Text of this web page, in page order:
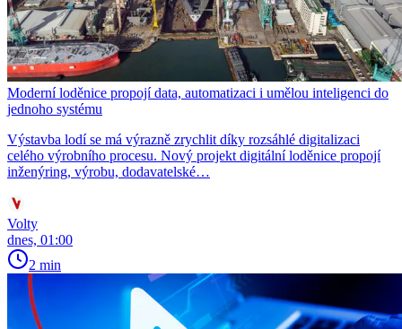
Moderní loděnice propojí data, automatizaci i umělou inteligenci do
jednoho systému
Výstavba lodí se má výrazně zrychlit díky rozsáhlé digitalizaci
celého výrobního procesu. Nový projekt digitální loděnice propojí
inženýring, výrobu, dodavatelské…
Volty
dnes, 01:00
2 min